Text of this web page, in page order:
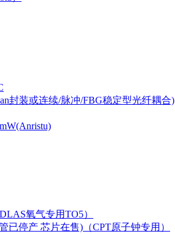
封装或连续/脉冲/FBG稳定型光纤耦合)
氧气专用TO5）
已停产 芯片在售)（CPT原子钟专用）